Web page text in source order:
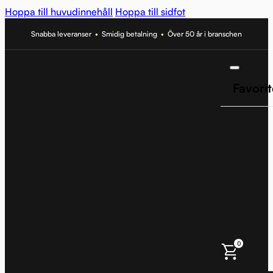
Hoppa till huvudinnehåll Hoppa till sidfot
Snabba leveranser • Smidig betalning • Över 50 år i branschen
0